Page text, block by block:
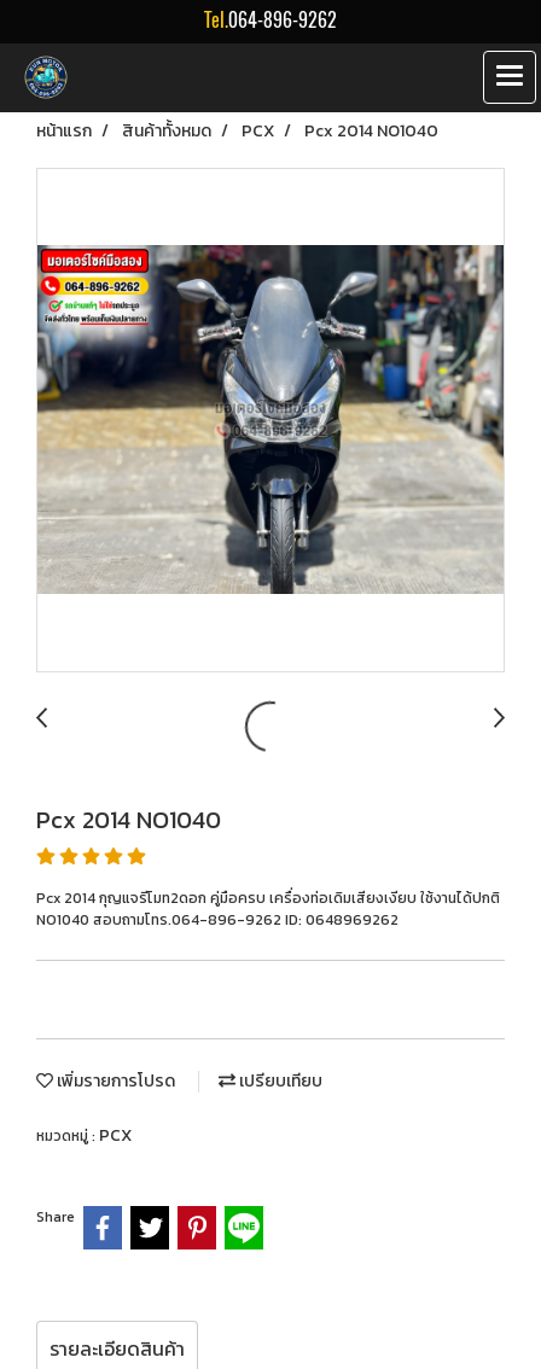
Tel.064-896-9262
หน้าแรก สินค้าทั้งหมด PCX Pcx 2014 NO1040
Pcx 2014 NO1040
Pcx 2014 กุญแจรีโมท2ดอก คู่มือครบ เครื่องท่อเดิมเสียงเงียบ ใช้งานได้ปกติ
NO1040 สอบถามโทร.064-896-9262 ID: 0648969262
เพิ่มรายการโปรด เปรียบเทียบ
หมวดหมู่ : PCX
Share
รายละเอียดสินค้า